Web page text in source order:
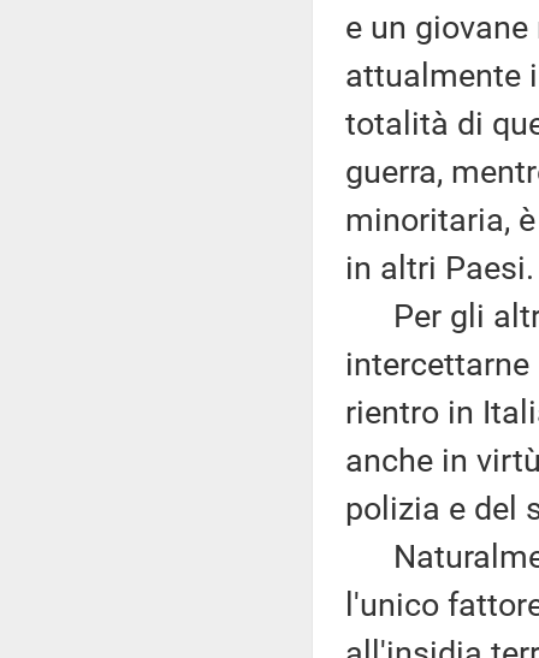
e un
attualmente
totalità di
guerra,
minoritaria,
in altri Paesi.
Per gli altri
rientro in
anche in
polizia e del
l'unico